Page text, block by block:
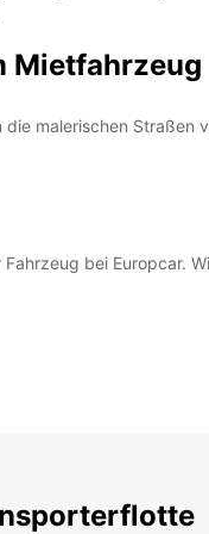
Mietfahrzeug
malerischen
bei